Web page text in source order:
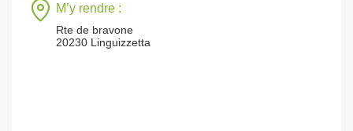
M’y rendre :
Rte de bravone
20230 Linguizzetta